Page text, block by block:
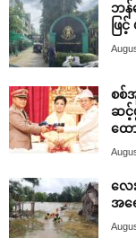
ဘန်
ဖြ
စစ်
ဆင့်
ထေ
လေ
အရေ